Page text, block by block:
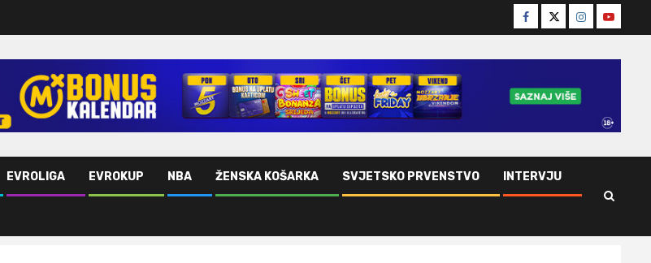
Facebook
TwitterInstagram
Youtube
EVROLIGA EVROKUP NBA ŽENSKA KOŠARKA SVJETSKO PRVENSTVO INTERVJU